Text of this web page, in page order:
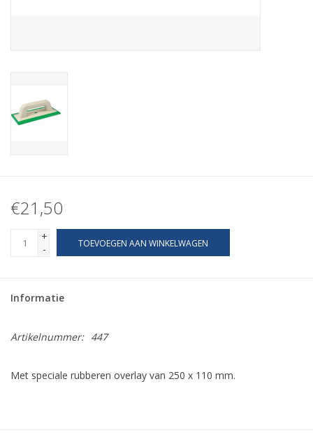
€21,50
+
-
TOEVOEGEN AAN WINKELWAGEN
Informatie
Artikelnummer: 447
Met speciale rubberen overlay van 250 x 110 mm.